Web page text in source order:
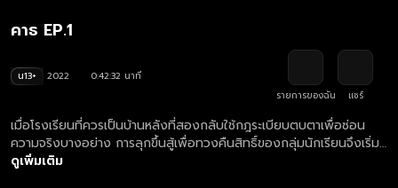
คาธ EP.1
น13+ 2022
0:42:32 นาที
รายการของฉัน
แชร์
เมื่อโรงเรียนที่ควรเป็นบ้านหลังที่สองกลับใช้กฎระเบียบตบตาเพื่อซ่อน
ความจริงบางอย่าง การลุกขึ้นสู้เพื่อทวงคืนสิทธิ์ของกลุ่มนักเรียนจึงเริ่ม
ต้นขึ้น ทว่าท่ามกลางการปะทะระหว่าง "ผู้คุมกฎ" สารวัตรนักเรียนสุดเนี้ยบ
ดูเพิ่มเติม